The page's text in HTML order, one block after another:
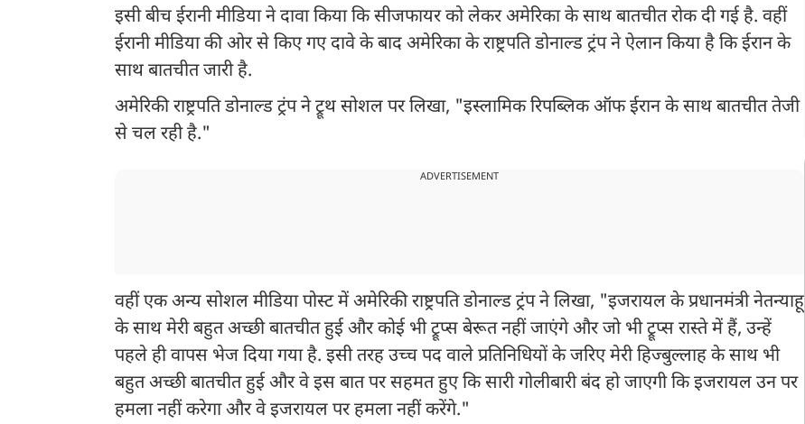
इसी बीच ईरानी मीडिया ने दावा किया कि सीजफायर को लेकर अमेरिका के साथ बातचीत रोक दी गई है. वहीं
ईरानी मीडिया की ओर से किए गए दावे के बाद अमेरिका के राष्ट्रपति डोनाल्ड ट्रंप ने ऐलान किया है कि ईरान के
साथ बातचीत जारी है.
अमेरिकी राष्ट्रपति डोनाल्ड ट्रंप ने ट्रूथ सोशल पर लिखा, "इस्लामिक रिपब्लिक ऑफ ईरान के साथ बातचीत तेजी
से चल रही है."
ADVERTISEMENT
वहीं एक अन्य सोशल मीडिया पोस्ट में अमेरिकी राष्ट्रपति डोनाल्ड ट्रंप ने लिखा, "इजरायल के प्रधानमंत्री नेतन्याहू
के साथ मेरी बहुत अच्छी बातचीत हुई और कोई भी ट्रूप्स बेरूत नहीं जाएंगे और जो भी ट्रूप्स रास्ते में हैं, उन्हें
पहले ही वापस भेज दिया गया है. इसी तरह उच्च पद वाले प्रतिनिधियों के जरिए मेरी हिज्बुल्लाह के साथ भी
बहुत अच्छी बातचीत हुई और वे इस बात पर सहमत हुए कि सारी गोलीबारी बंद हो जाएगी कि इजरायल उन पर
हमला नहीं करेगा और वे इजरायल पर हमला नहीं करेंगे."